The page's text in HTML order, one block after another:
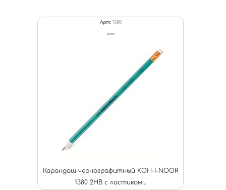
Арт: 1380
шт
Карандаш чернографитный KOH-I-NOOR
1380 2НВ с ластиком...